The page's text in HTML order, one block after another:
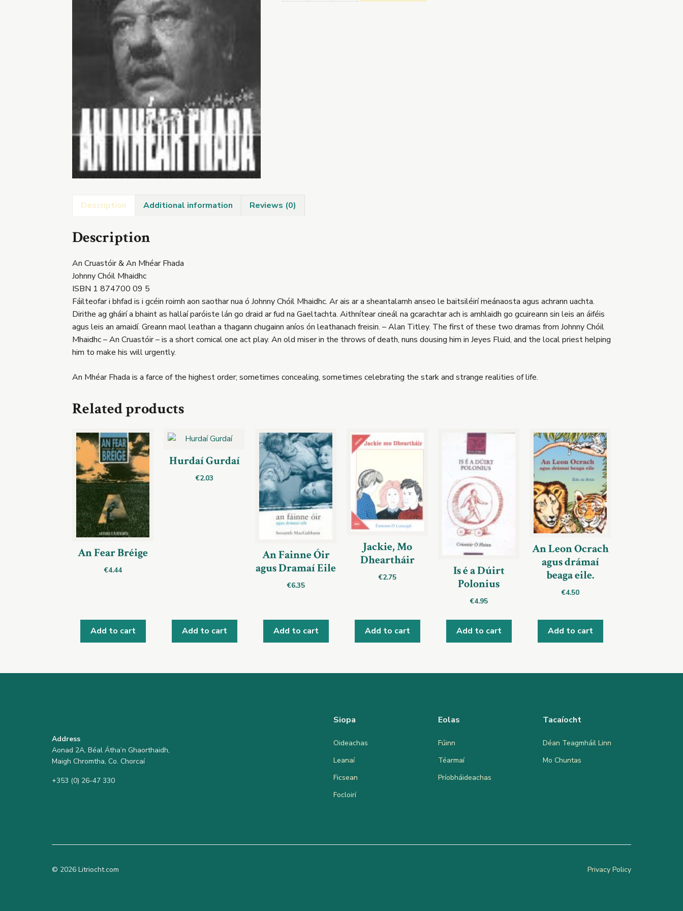
Description Additional information Reviews (0)
Description
An Cruastóir & An Mhéar Fhada
Johnny Chóil Mhaidhc
ISBN 1 874700 09 5
Fáilteofar i bhfad is i gcéin roimh aon saothar nua ó Johnny Chóil Mhaidhc. Ar ais ar a sheantalamh anseo le baitsiléirí meánaosta agus achrann uachta.
Dirithe ag gháirí a bhaint as hallaí paróiste lán go draid ar fud na Gaeltachta. Aithnítear cineál na gcarachtar ach is amhlaidh go gcuireann sin leis an áiféis
agus leis an amaidí. Greann maol leathan a thagann chugainn aníos ón leathanach freisin. – Alan Titley. The first of these two dramas from Johnny Chóil
Mhaidhc – An Cruastóir – is a short comical one act play. An old miser in the throws of death, nuns dousing him in Jeyes Fluid, and the local priest helping
him to make his will urgently.
An Mhéar Fhada is a farce of the highest order; sometimes concealing, sometimes celebrating the stark and strange realities of life.
Related products
An Fear Bréige
€4.44
Add to cart
Hurdaí Gurdaí
€2.03
Add to cart
An Fainne Óir
agus Dramaí Eile
€6.35
Add to cart
Jackie, Mo
Dheartháir
€2.75
Add to cart
Is é a Dúirt
Polonius
€4.95
Add to cart
An Leon Ocrach
agus drámaí
beaga eile.
€4.50
Add to cart
Address
Aonad 2A, Béal Átha’n Ghaorthaidh,
Maigh Chromtha, Co. Chorcaí
+353 (0) 26-47 330
Siopa
Oideachas
Leanaí
Ficsean
Focloirí
Eolas
Fúinn
Téarmaí
Príobháideachas
Tacaíocht
Déan Teagmháil Linn
Mo Chuntas
© 2026 Litriocht.com Privacy Policy